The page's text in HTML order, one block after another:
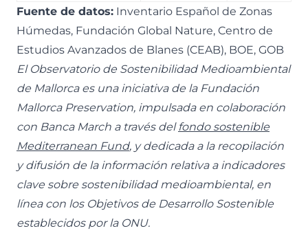
Fuente de datos: Inventario Español de Zonas
Húmedas, Fundación Global Nature, Centro de
Estudios Avanzados de Blanes (CEAB), BOE, GOB
El Observatorio de Sostenibilidad Medioambiental
de Mallorca es una iniciativa de la Fundación
Mallorca Preservation, impulsada en colaboración
con Banca March a través del fondo sostenible
Mediterranean Fund, y dedicada a la recopilación
y difusión de la información relativa a indicadores
clave sobre sostenibilidad medioambiental, en
línea con los Objetivos de Desarrollo Sostenible
establecidos por la ONU.